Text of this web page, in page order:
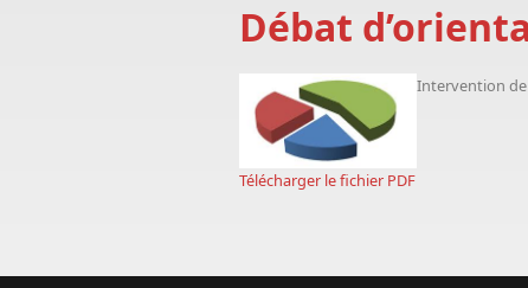
Débat
Intervention de
Télécharger le fichier PDF